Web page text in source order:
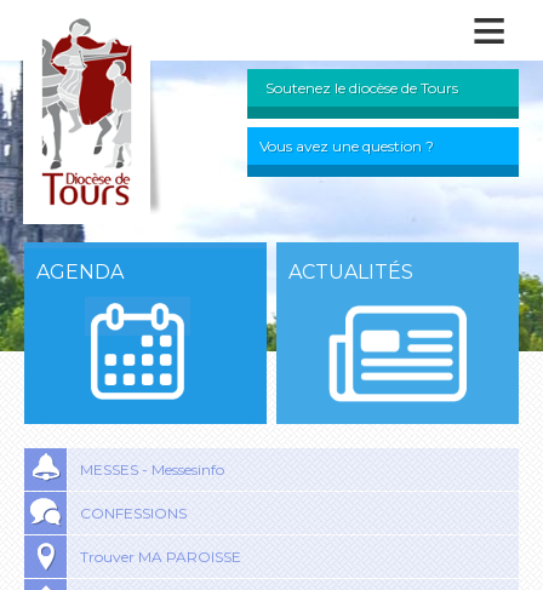
≡
Soutenez le diocèse de Tours
Vous avez une question ?
AGENDA ACTUALITÉS
MESSES - Messesinfo
CONFESSIONS
Trouver MA PAROISSE